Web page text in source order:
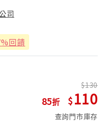
司
回饋
85
130
110
查詢門市庫存